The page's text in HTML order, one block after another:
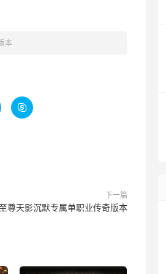
本

下一篇
至尊天影沉默专属单职业传奇版本